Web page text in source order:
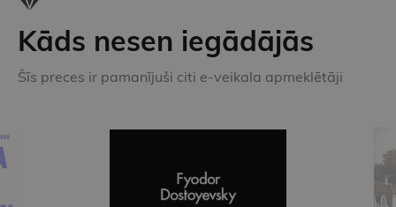
Kāds nesen iegādājās
Šīs preces ir pamanījuši citi e-veikala apmeklētāji